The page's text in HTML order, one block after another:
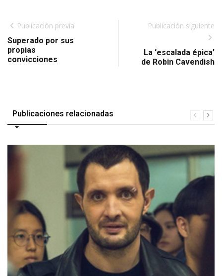
Publicación previa
Superado por sus
propias
convicciones
Publicación siguiente
La ‘escalada épica’
de Robin Cavendish
Publicaciones relacionadas